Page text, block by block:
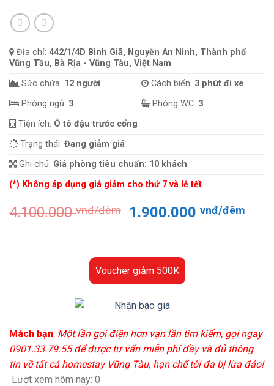
Địa chỉ: 442/1/4D Bình Giã, Nguyễn An Ninh, Thành phố
Vũng Tầu, Bà Rịa - Vũng Tàu, Việt Nam
Sức chứa: 12 người Cách biển: 3 phút đi xe
Phòng ngủ: 3 Phòng WC: 3
Tiện ích: Ô tô đậu trước cổng
Trạng thái: Đang giảm giá
Ghi chú: Giá phòng tiêu chuẩn: 10 khách
(*) Không áp dụng giá giảm cho thứ 7 và lễ tết
4.100.000vnđ/đêm
Giá
4.100.000 vnđ/
đêm.
1.900.000vnđ/đêm
Voucher giảm 500K
Mách bạn: Một lần gọi điện hơn vạn lần tìm kiếm, gọi ngay
0901.33.79.55 để được tư vấn miễn phí đầy và đủ thông
tin về tất cả homestay Vũng Tàu, hạn chế tối đa bị lừa đảo!
Lượt xem hôm nay: 0